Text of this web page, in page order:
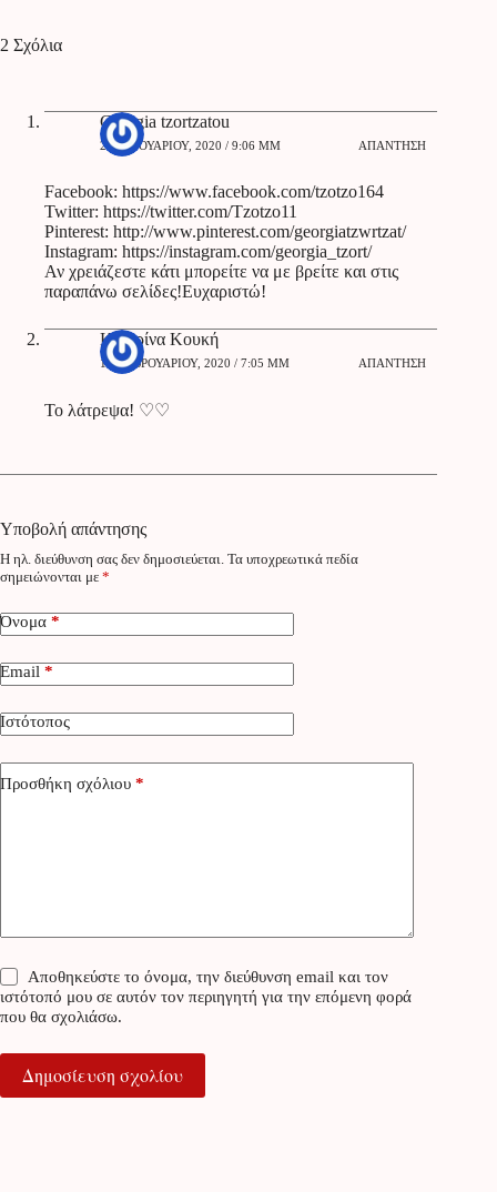
2 Σχόλια
Georgia tzortzatou
28 ΙΑΝΟΥΑΡΊΟΥ, 2020 / 9:06 ΜΜ ΑΠΆΝΤΗΣΗ
Facebook: https://www.facebook.com/tzotzo164
Twitter: https://twitter.com/Tzotzo11
Pinterest: http://www.pinterest.com/georgiatzwrtzat/
Instagram: https://instagram.com/georgia_tzort/
Αν χρειάζεστε κάτι μπορείτε να με βρείτε και στις
παραπάνω σελίδες!Ευχαριστώ!
Κατερίνα Κουκή
17 ΦΕΒΡΟΥΑΡΊΟΥ, 2020 / 7:05 ΜΜ ΑΠΆΝΤΗΣΗ
Το λάτρεψα! ♡♡
Υποβολή απάντησης
Η ηλ. διεύθυνση σας δεν δημοσιεύεται. Τα υποχρεωτικά πεδία
σημειώνονται με *
Όνομα *
Email *
Ιστότοπος
Προσθήκη σχόλιου *
Αποθηκεύστε το όνομα, την διεύθυνση email και τον
ιστότοπό μου σε αυτόν τον περιηγητή για την επόμενη φορά
που θα σχολιάσω.
Δημοσίευση σχολίου